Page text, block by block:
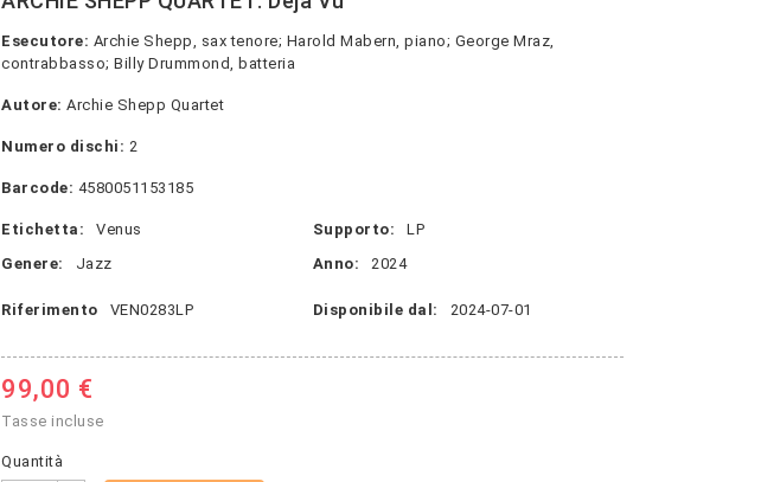
Esecutore: Archie Shepp, sax tenore; Harold Mabern, piano; George Mraz,
contrabbasso; Billy Drummond, batteria
Autore: Archie Shepp Quartet
Numero dischi: 2
Barcode: 4580051153185
Etichetta: Venus Supporto:
LP
Genere:
Jazz Anno: 2024
Riferimento VEN0283LP Disponibile dal: 2024-07-01
99,00 €
Tasse incluse
Quantità